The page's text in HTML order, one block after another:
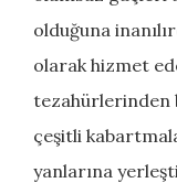
olduğuna
olarak hizmet
tezahürlerinden
çeşitli
yanlarına